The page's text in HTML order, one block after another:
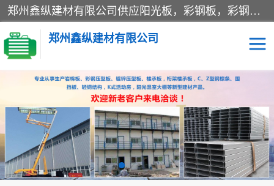
郑州鑫纵建材有限公司供应阳光板，彩钢板，彩钢钢构工程是一家集生产销售租赁安装于一体的企业，主要生产PC采光板，耐力板，仿古琉璃采光板，岩棉板、彩钢压型板、镀锌压型板、桁架楼承板，C、Z型钢檩条、围挡板、轻钢结构，阳光温室大棚等新型建材产品。公司旗下有多台移动式高空压瓦机租赁，承接全国各地业务，专业对外租赁各种型号压瓦机。
郑州鑫纵建材有限公司
高空瓦机租赁 ASA合成树脂仿古瓦
CZ型钢 FRP采光板
PC多层板 PC耐力板